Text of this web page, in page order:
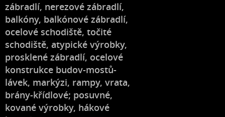
zábradlí, nerezové zábradlí,
balkóny, balkónové zábradlí,
ocelové schodiště, točité
schodiště, atypické výrobky,
prosklené zábradlí, ocelové
konstrukce budov-mostů-
lávek, markýzi, rampy, vrata,
brány-křídlové; posuvné,
kované výrobky, hákové